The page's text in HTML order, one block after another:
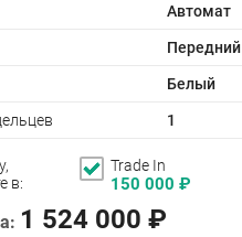
Автомат
Передний
Белый
1
в:
Trade In
150 000 ₽
1 524 000 ₽